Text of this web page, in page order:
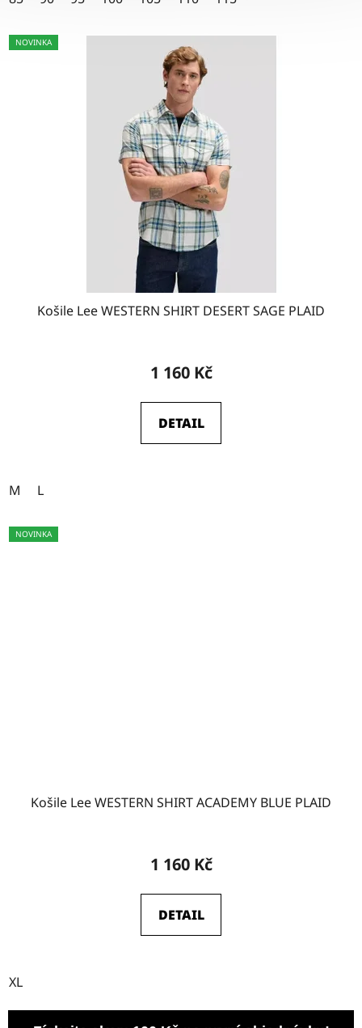
NOVINKA
Košile Lee WESTERN SHIRT DESERT SAGE PLAID
1 160 Kč
DETAIL
M L
NOVINKA
Košile Lee WESTERN SHIRT ACADEMY BLUE PLAID
1 160 Kč
DETAIL
XL